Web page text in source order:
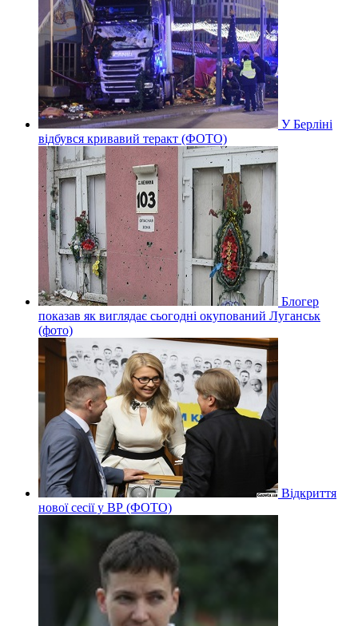
У Берліні
відбувся кривавий теракт (ФОТО)
Блогер
показав як виглядає сьогодні окупований Луганськ
(фото)
Відкриття
нової сесії у ВР (ФОТО)